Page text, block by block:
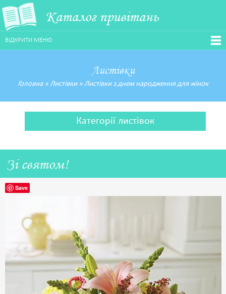
Каталог привітань
ВІДКРИТИ МЕНЮ
Листівки
Головна» Листівки» Листівки з днем народження для жінок
Категорії листівок
Зі святом!
Save